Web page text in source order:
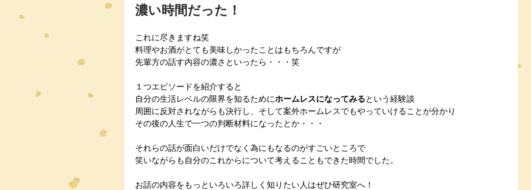
濃い時間だった！
これに尽きますね笑
料理やお酒がとても美味しかったことはもちろんですが
先輩方の話す内容の濃さといったら・・・笑
１つエピソードを紹介すると
自分の生活レベルの限界を知るためにホームレスになってみるという経験談
周囲に反対されながらも決行し、そして案外ホームレスでもやっていけることが分かり
その後の人生で一つの判断材料になったとか・・・
それらの話が面白いだけでなく為にもなるのがすごいところで
笑いながらも自分のこれからについて考えることもできた時間でした。
お話の内容をもっといろいろ詳しく知りたい人はぜひ研究室へ！